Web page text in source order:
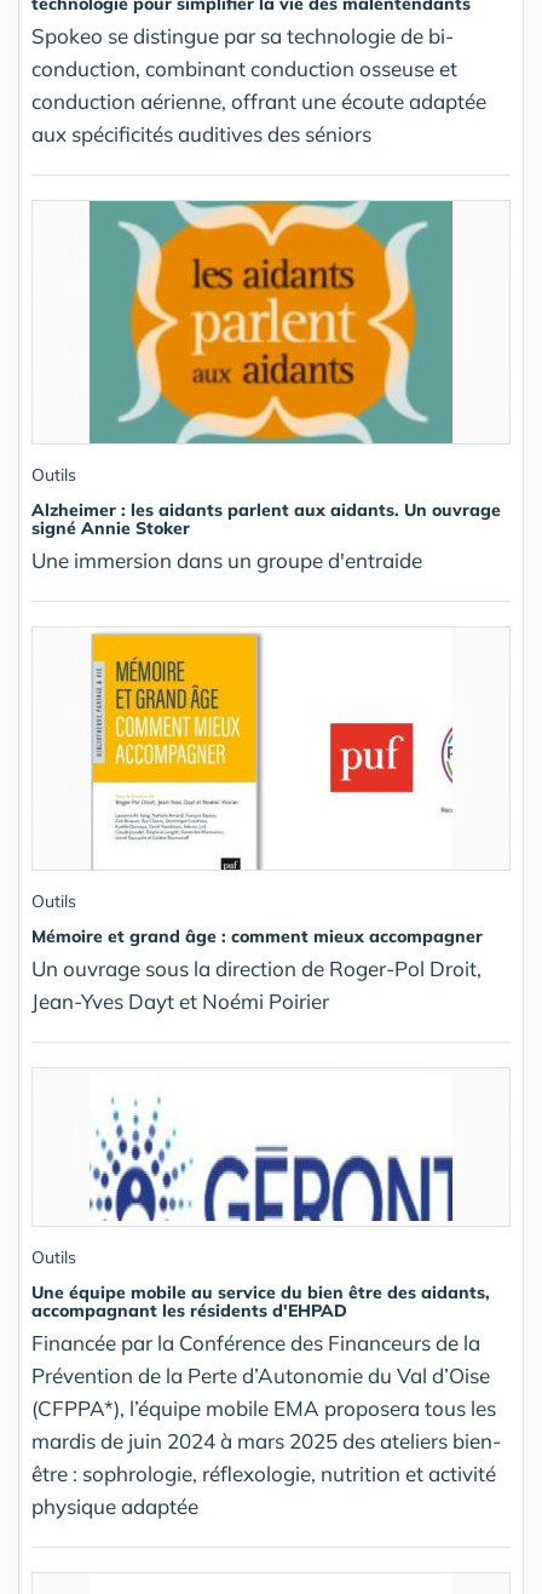
Spokeo se distingue par sa technologie de bi-
conduction, combinant conduction osseuse et
conduction aérienne, offrant une écoute adaptée
aux spécificités auditives des séniors
Outils
Alzheimer : les aidants parlent aux aidants. Un ouvrage
signé Annie Stoker
Une immersion dans un groupe d'entraide
Outils
Mémoire et grand âge : comment mieux accompagner
Un ouvrage sous la direction de Roger-Pol Droit,
Jean-Yves Dayt et Noémi Poirier
Outils
Une équipe mobile au service du bien être des aidants,
accompagnant les résidents d'EHPAD
Financée par la Conférence des Financeurs de la
Prévention de la Perte d’Autonomie du Val d’Oise
(CFPPA*), l’équipe mobile EMA proposera tous les
mardis de juin 2024 à mars 2025 des ateliers bien-
être : sophrologie, réflexologie, nutrition et activité
physique adaptée